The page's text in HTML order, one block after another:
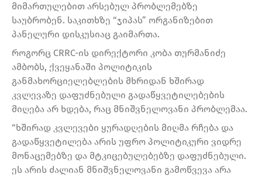
მიმართულებით არსებულ პრობლემებზე
საუბრობენ. საკითხზე “ჯიპას” ორგანიზებით
პანელური დისკუსიაც გაიმართა.
როგორც CRRC-ის დირექტორი კობა თურმანიძე
ამბობს, ქვეყანაში პოლიტიკის
განმახორციელებლების მხრიდან ხშირად
კვლევაზე დაფუძნებული გადაწყვეტილებების
მიღება არ ხდება, რაც მნიშვნელოვანი პრობლემაა.
“ხშირად კვლევები ყურადღების მიღმა რჩება და
გადაწყვეტილება არის უფრო პოლიტიკური ვიდრე
მონაცემებზე და მტკიცებულებებზე დაფუძნებული.
ეს არის ძალიან მნიშვნელოვანი გამოწვევა არა